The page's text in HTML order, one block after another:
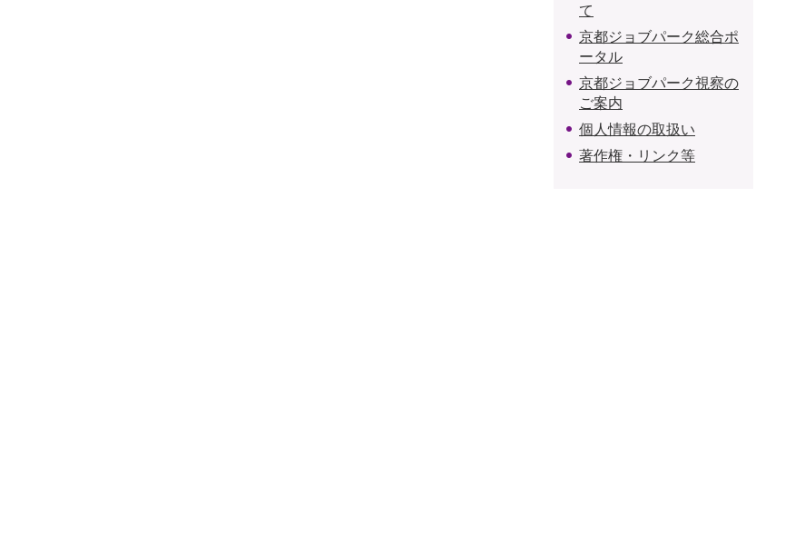
て
京都ジョブパーク総合ポ
ータル
京都ジョブパーク視察の
ご案内
個人情報の取扱い
著作権・リンク等